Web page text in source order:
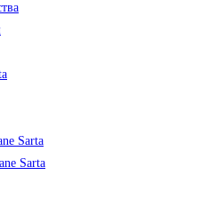
Sarta
Sarta